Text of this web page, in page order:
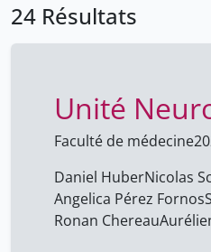
24 Résultats
Unité
Faculté de médecine
Daniel HuberNicolas
Angelica Pérez Fornos
Ronan Chereau